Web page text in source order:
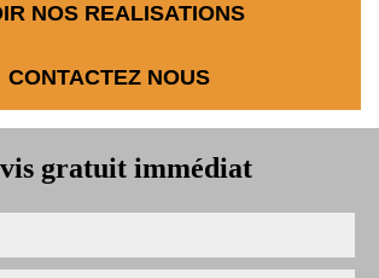
NOS REALISATIONS
CONTACTEZ NOUS
gratuit immédiat